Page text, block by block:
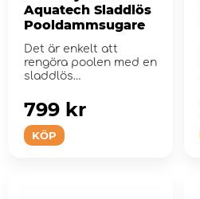
Aquatech Sladdlös
Pooldammsugare
Det är enkelt att
rengöra poolen med en
sladdlös
KÖP
799 kr